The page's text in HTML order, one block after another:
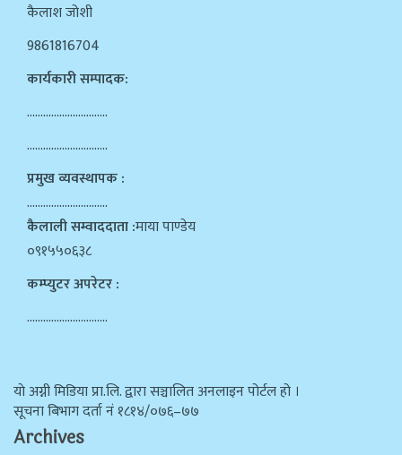
कैलाश जोशी
9861816704
कार्यकारी सम्पादक:
…………………………
…………………………
प्रमुख व्यवस्थापक :
…………………………
कैलाली सम्वाददाता :माया पाण्डेय
०९१५५०६३८
कम्प्युटर अपरेटर :
…………………………
याे अग्नी मिडिया प्रा.लि. द्वारा सञ्चालित अनलाइन पोर्टल हो ।
सूचना बिभाग दर्ता न‌ं १८१४/०७६–७७
Archives